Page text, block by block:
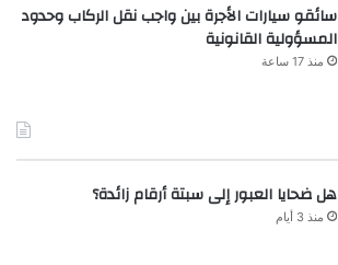
سائقو سيارات الأجرة بين واجب نقل الركاب وحدود
المسؤولية القانونية
منذ 17 ساعة
هل ضحايا العبور إلى سبتة أرقام زائدة؟
منذ 3 أيام